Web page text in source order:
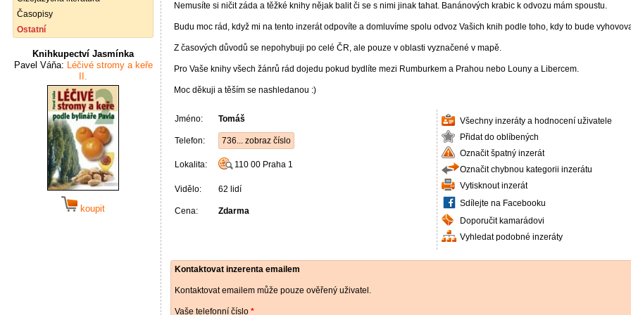
Časopisy
Ostatní
Knihkupectví Jasmínka
Pavel Váňa: Léčivé stromy a keře
II.
koupit
Nemusíte si ničit záda a těžké knihy nějak balit či se s nimi jinak tahat. Banánových krabic k odvozu mám spoustu.
Budu moc rád, když mi na tento inzerát odpovíte a domluvíme spolu odvoz Vašich knih podle toho, kdy to bude
Z časových důvodů se nepohybuji po celé ČR, ale pouze v oblasti vyznačené v mapě.
Pro Vaše knihy všech žánrů rád dojedu pokud bydlíte mezi Rumburkem a Prahou nebo Louny a Libercem.
Moc děkuji a těším se nashledanou :)
Jméno: Tomáš
Telefon: 736... zobraz číslo
Lokalita: 110 00 Praha 1
Vidělo: 62 lidí
Cena: Zdarma
Všechny inzeráty a hodnocení uživatele
Přidat do oblíbených
Označit špatný inzerát
Označit chybnou kategorii inzerátu
Vytisknout inzerát
Sdílejte na Facebooku
Doporučit kamarádovi
Vyhledat podobné inzeráty
Kontaktovat inzerenta emailem
Kontaktovat emailem může pouze ověřený uživatel.
Vaše telefonní číslo *